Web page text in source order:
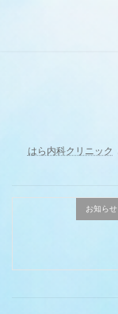
はら内科クリニック
お知らせ